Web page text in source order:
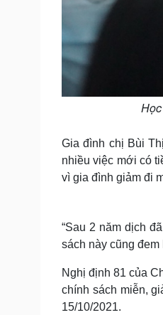
Gia đình chị Bùi
nhiều việc mới có
vì gia đình giảm đi
“Sau 2 năm dịch
sách này cũng
Nghị định 81 của
chính sách miễn,
15/10/2021.